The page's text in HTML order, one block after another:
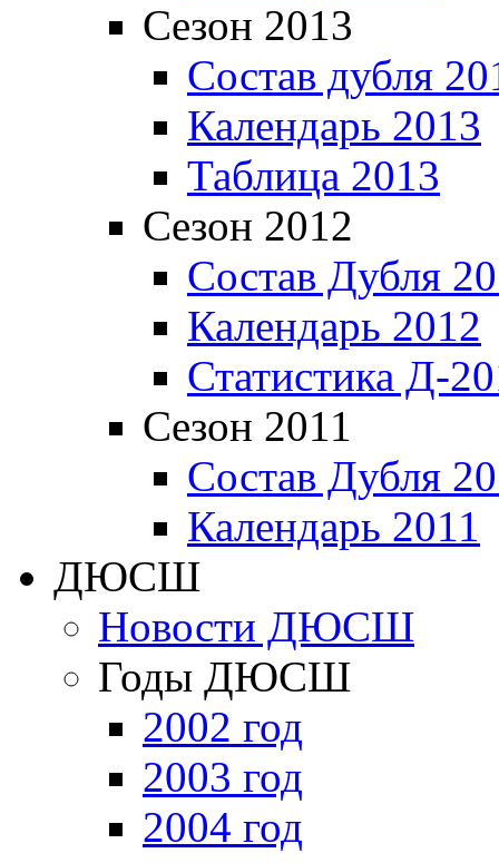
Сезон 2013
Состав дубля
Календарь 2013
Таблица 2013
Сезон 2012
Состав Дубля
Календарь 2012
Статистика Д-
Сезон 2011
Состав Дубля
Календарь 2011
ДЮСШ
Новости ДЮСШ
Годы ДЮСШ
2002 год
2003 год
2004 год